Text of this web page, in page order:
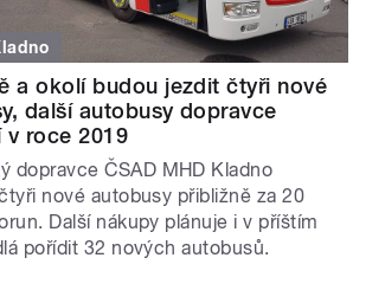
a okolí budou jezdit čtyři nové
další autobusy dopravce
v roce 2019
dopravce ČSAD MHD Kladno
nové autobusy přibližně za 20
Další nákupy plánuje i v příštím
pořídit 32 nových autobusů.